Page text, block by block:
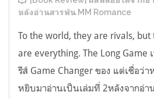
หลังอ่านสารพัน MM Romance
To the world, they are rivals,
are everything. The Long Game
รีส์ Game Changer ของ แต่เชื่อว่า
หยิบมาอ่านเป็นเล่มที่ 2หลังจากอ่า